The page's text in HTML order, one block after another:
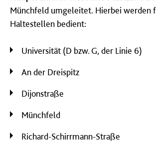
Münchfeld umgeleitet. Hierbei werden
Haltestellen bedient:
Universität (D bzw. G, der Linie 6)
An der Dreispitz
Dijonstraße
Münchfeld
Richard-Schirrmann-Straße